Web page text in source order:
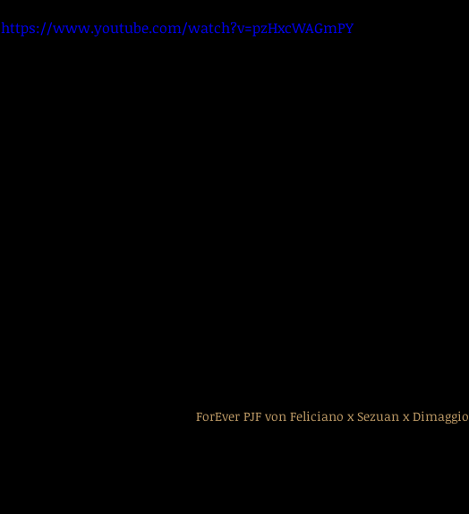
https://www.youtube.com/watch?v=pzHxcWAGmPY
ForEver PJF von Feliciano x Sezuan x Dimaggio